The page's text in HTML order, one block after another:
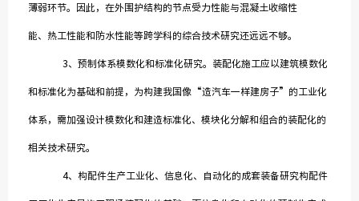
薄弱环节。因此，在外围护结构的节点受力性能与混凝土收缩性
能、热工性能和防水性能等跨学科的综合技术研究还远远不够。
3、预制体系模数化和标准化研究。装配化施工应以建筑模数化
和标准化为基础和前提，为构建我国像“造汽车一样建房子”的工业化
体系，需加强设计模数化和建造标准化、模块化分解和组合的装配化的
相关技术研究。
4、构配件生产工业化、信息化、自动化的成套装备研究构配件